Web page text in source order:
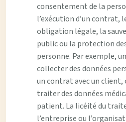
consentement de la
l’exécution d’un contrat,
obligation légale, la
public ou la protection
personne. Par exemple,
collecter des données
un contrat avec un
traiter des données
patient. La licéité du
l’entreprise ou